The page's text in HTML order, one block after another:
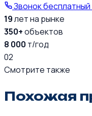
Звонок бесплатный
19лет на рынке
350+объектов
8 000 т/год
02
Смотрите также
Похожая